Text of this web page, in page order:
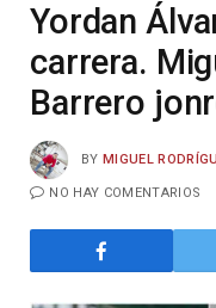
Yordan
carrera.
Barrero
BY MIGUEL
NO HAY COMENTARIOS